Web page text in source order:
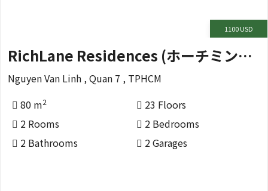
1100 USD
RichLane Residences (ホーチミンの7区)
Nguyen Van Linh , Quan 7 , TPHCM
80 m2
23 Floors
2 Rooms
2 Bedrooms
2 Bathrooms
2 Garages